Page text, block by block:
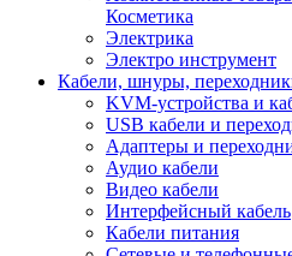
Косметика
Электрика
Электро инструмент
Кабели, шнуры,
KVM-устройства и
USB кабели и
Адаптеры и
Аудио кабели
Видео кабели
Интерфейсный кабель
Кабели питания